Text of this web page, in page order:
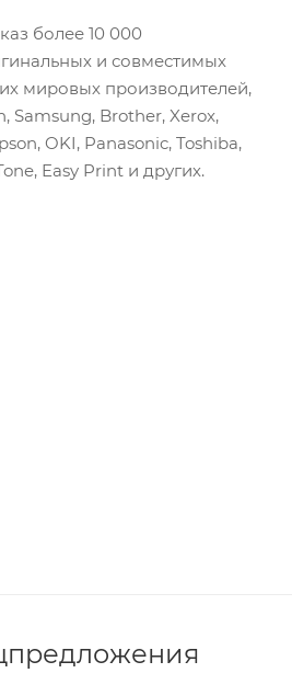
более 10 000
и совместимых
мировых производителей,
Samsung, Brother, Xerox,
OKI, Panasonic, Toshiba,
Easy Print и других.